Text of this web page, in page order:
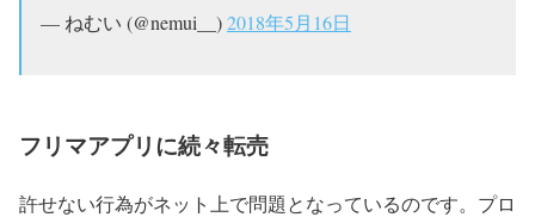
— ねむい (@nemui__)2018年5月16日
フリマアプリに続々転売
許せない行為がネット上で問題となっているのです。プロ